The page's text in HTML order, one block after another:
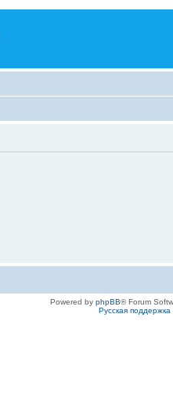
Powered by phpBB® Forum
Русская поддержка